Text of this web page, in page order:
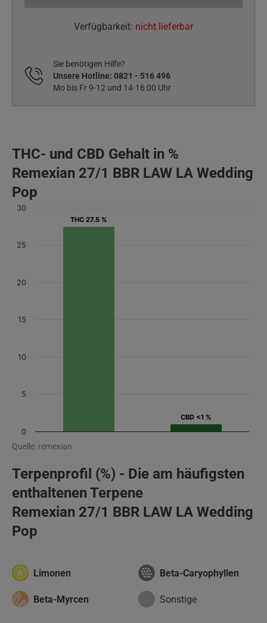
Verfügbarkeit: nicht lieferbar
Sie benötigen Hilfe?
Unsere Hotline: 0821 - 516 496
Mo bis Fr 9-12 und 14-16:00 Uhr
THC- und CBD Gehalt in %
Remexian 27/1 BBR LAW LA Wedding
Pop
THC 27.5 %
THC 27.5 %
CBD <1 %
CBD <1 %
0
5
10
15
20
25
30
Quelle: remexian
Terpenprofil (%) - Die am häufigsten
enthaltenen Terpene
Remexian 27/1 BBR LAW LA Wedding
Pop
Limonen Beta-Caryophyllen
Beta-Myrcen Sonstige